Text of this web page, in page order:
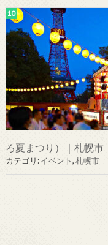
ろ夏まつり）｜札幌市
カテゴリ:イベント,札幌市